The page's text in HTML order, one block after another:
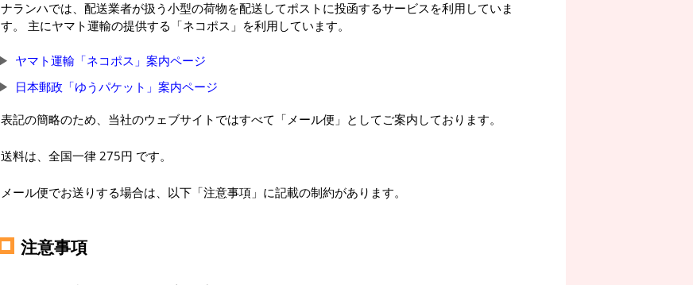
ナランハでは、配送業者が扱う小型の荷物を配送してポストに投函するサービスを利用していま
す。 主にヤマト運輸の提供する「ネコポス」を利用しています。
ヤマト運輸「ネコポス」案内ページ
日本郵政「ゆうパケット」案内ページ
表記の簡略のため、当社のウェブサイトではすべて「メール便」としてご案内しております。
送料は、全国一律 275円 です。
メール便でお送りする場合は、以下「注意事項」に記載の制約があります。
注意事項